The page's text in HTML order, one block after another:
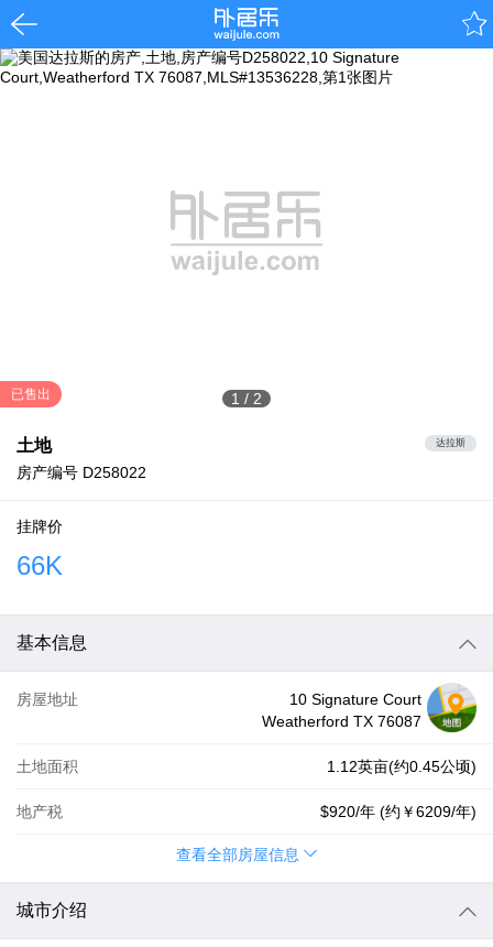
1 / 2
已售出
土地
房产编号 D258022
达拉斯
挂牌价
66K
基本信息
房屋地址
10 Signature Court
Weatherford TX 76087
土地面积 1.12英亩(约0.45公顷)
地产税 $920/年 (约 ￥6209/年)
查看全部房屋信息
城市介绍